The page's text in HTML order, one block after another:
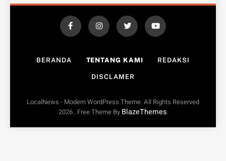
BERANDA TENTANG KAMI REDAKSI
DISCLAMER
LocalNews - Modern WordPress Theme. All Rights Reserved
2026.. Free Theme By BlazeThemes.